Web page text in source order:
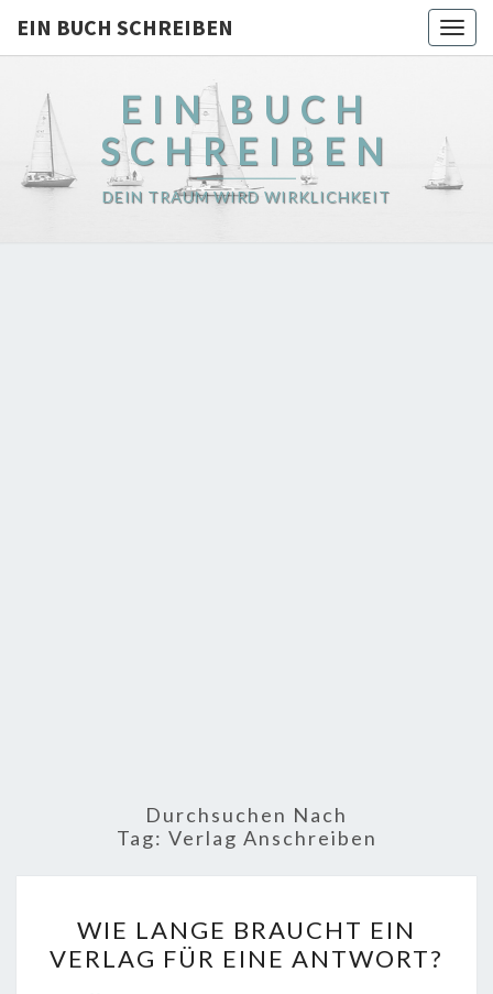
EIN BUCH SCHREIBEN
EIN BUCH
SCHREIBEN
DEIN TRAUM WIRD WIRKLICHKEIT
Durchsuchen Nach
Tag: Verlag Anschreiben
LANGE
BRAUCHT
WIE LANGE BRAUCHT EIN
VERLAG FÜR EINE ANTWORT?